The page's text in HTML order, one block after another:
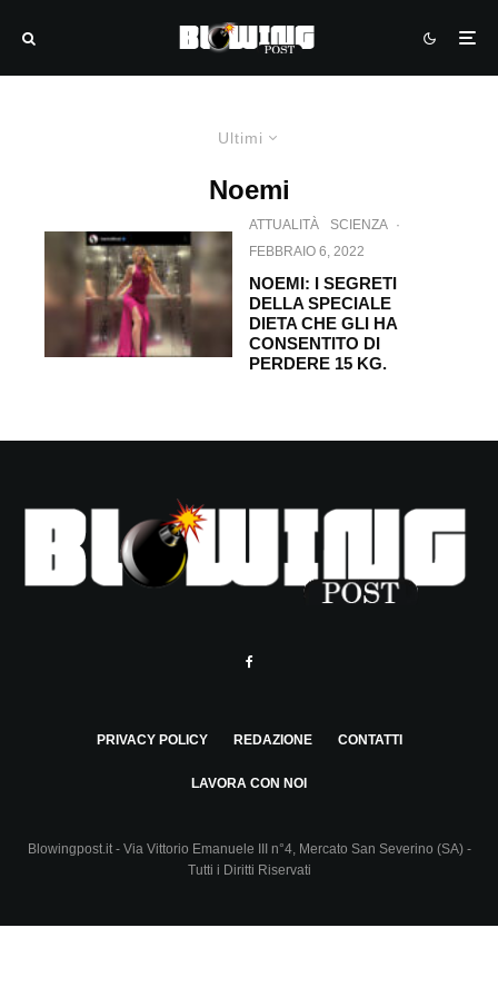
Ultimi
Noemi
ATTUALITÀ SCIENZA ·
FEBBRAIO 6, 2022
NOEMI: I SEGRETI
DELLA SPECIALE
DIETA CHE GLI HA
CONSENTITO DI
PERDERE 15 KG.
PRIVACY POLICY REDAZIONE CONTATTI
LAVORA CON NOI
Blowingpost.it - Via Vittorio Emanuele III n°4, Mercato San Severino (SA) -
Tutti i Diritti Riservati